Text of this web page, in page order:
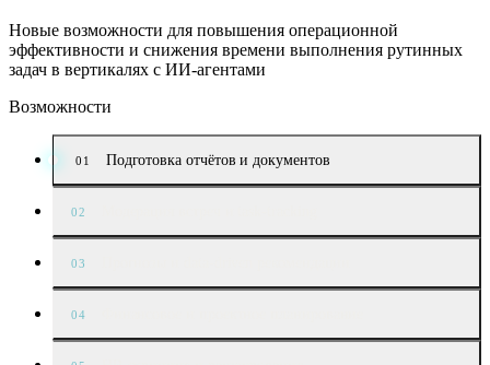
Новые возможности для повышения операционной
эффективности и снижения времени выполнения рутинных
задач в вертикалях с ИИ-агентами
Возможности
01 Подготовка отчётов и документов
02
03
04